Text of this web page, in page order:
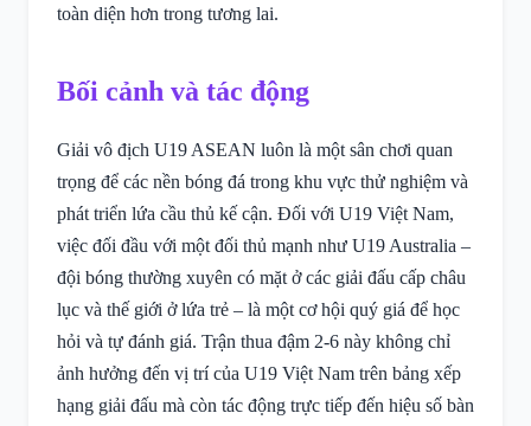
toàn diện hơn trong tương lai.
Bối cảnh và tác động
Giải vô địch U19 ASEAN luôn là một sân chơi quan
trọng để các nền bóng đá trong khu vực thử nghiệm và
phát triển lứa cầu thủ kế cận. Đối với U19 Việt Nam,
việc đối đầu với một đối thủ mạnh như U19 Australia –
đội bóng thường xuyên có mặt ở các giải đấu cấp châu
lục và thế giới ở lứa trẻ – là một cơ hội quý giá để học
hỏi và tự đánh giá. Trận thua đậm 2-6 này không chỉ
ảnh hưởng đến vị trí của U19 Việt Nam trên bảng xếp
hạng giải đấu mà còn tác động trực tiếp đến hiệu số bàn